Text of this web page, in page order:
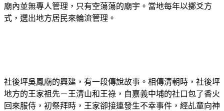
廟內並無專人管理，只有空蕩蕩的廟宇。 當地每年以擲爻方
式，選出地方居民來輪流管理。
社後坪吳鳳廟的興建，有一段傳說故事。相傳清朝時，社後坪
地方的王家祖先－王清山和王祿，自嘉義中埔的社口包了香火
回來服侍，初祭拜時，王家卻接連發生不幸事件，經乩童向神